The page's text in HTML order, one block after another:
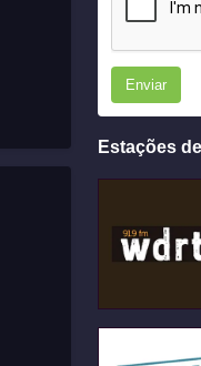
Enviar
Estações